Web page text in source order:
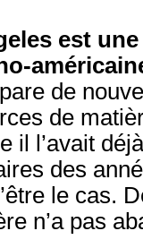
est
de
de
il l’avait
des
le cas.
n’a pas